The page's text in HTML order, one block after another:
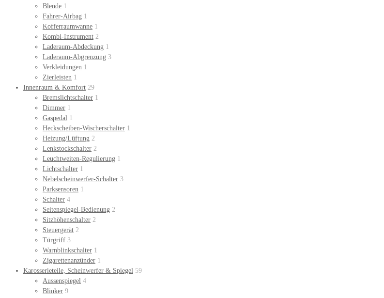
Blende 1
Fahrer-Airbag 1
Kofferraumwanne 1
Kombi-Instrument 2
Laderaum-Abdeckung 1
Laderaum-Abgrenzung 3
Verkleidungen 1
Zierleisten 1
Innenraum & Komfort 29
Bremslichtschalter 1
Dimmer 1
Gaspedal 1
Heckscheiben-Wischerschalter 1
Heizung/Lüftung 2
Lenkstockschalter 2
Leuchtweiten-Regulierung 1
Lichtschalter 1
Nebelscheinwerfer-Schalter 3
Parksensoren 1
Schalter 4
Seitenspiegel-Bedienung 2
Sitzhöhenschalter 2
Steuergerät 2
Türgriff 3
Warnblinkschalter 1
Zigarettenanzünder 1
Karosserieteile, Scheinwerfer & Spiegel 59
Aussenspiegel 4
Blinker 9